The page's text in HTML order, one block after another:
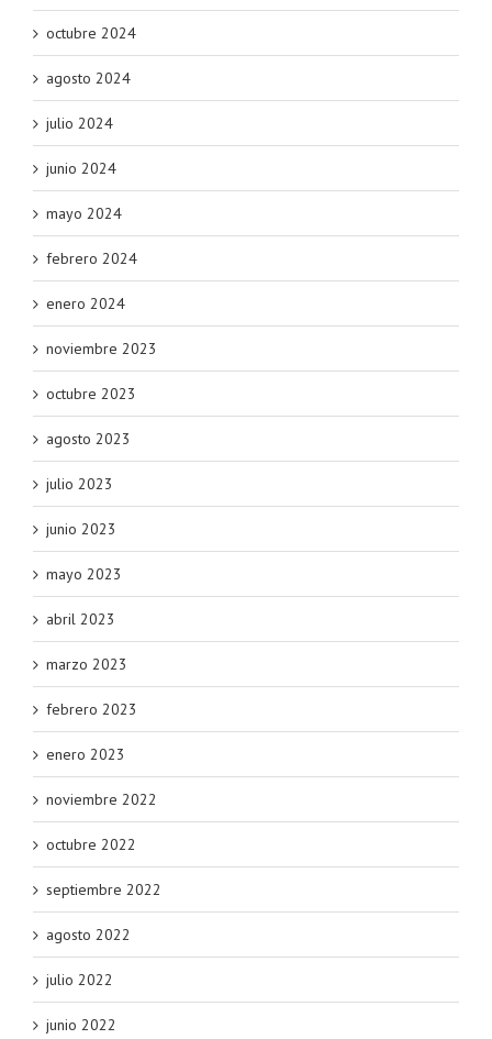
octubre 2024
agosto 2024
julio 2024
junio 2024
mayo 2024
febrero 2024
enero 2024
noviembre 2023
octubre 2023
agosto 2023
julio 2023
junio 2023
mayo 2023
abril 2023
marzo 2023
febrero 2023
enero 2023
noviembre 2022
octubre 2022
septiembre 2022
agosto 2022
julio 2022
junio 2022